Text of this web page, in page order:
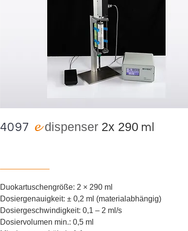
4097 edispenser 2x 290 ml
Duokartuschengröße: 2 × 290 ml
Dosiergenauigkeit: ± 0,2 ml (materialabhängig)
Dosiergeschwindigkeit: 0,1 – 2 ml/s
Dosiervolumen min.: 0,5 ml